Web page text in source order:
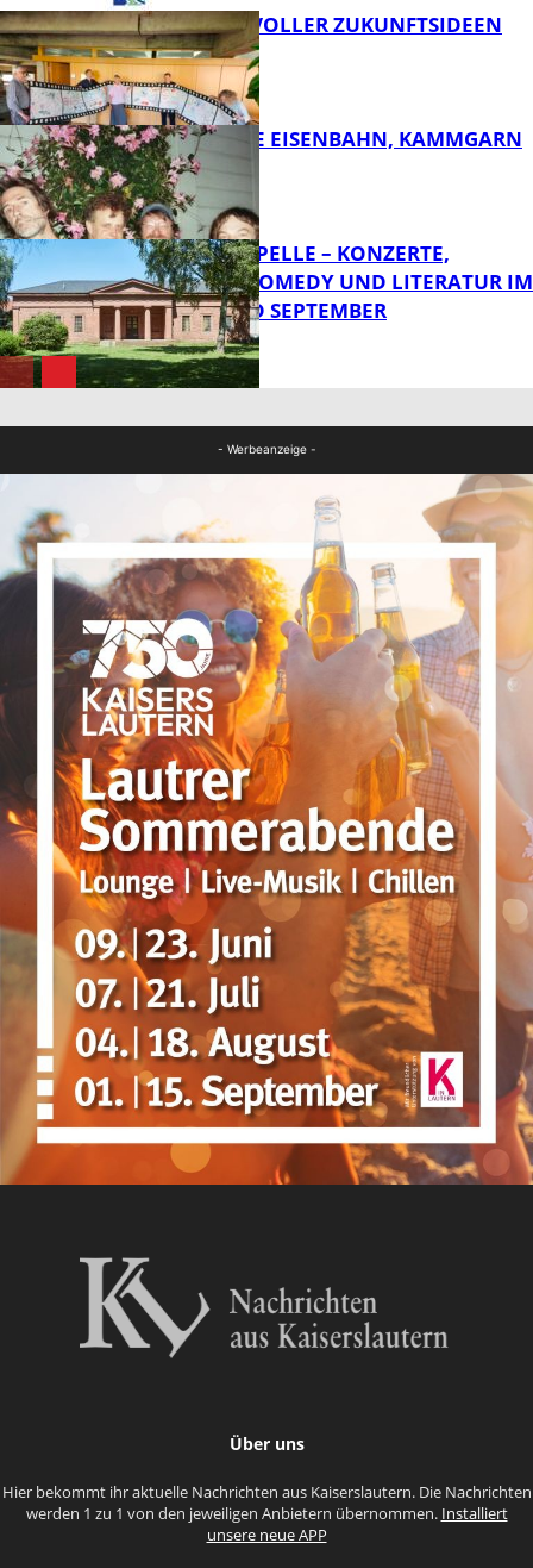
FB Kultur
FB Kultur
FILMROLLE VOLLER ZUKUNFTSIDEEN
FB Kultur
DIE HÖCHSTE EISENBAHN, KAMMGARN
FRIEDENSKAPELLE – KONZERTE,
KABARETT, COMEDY UND LITERATUR IM
AUGUST UND SEPTEMBER
- Werbeanzeige -
Über uns
Hier bekommt ihr aktuelle Nachrichten aus Kaiserslautern. Die Nachrichten
werden 1 zu 1 von den jeweiligen Anbietern übernommen. Installiert
unsere neue APP